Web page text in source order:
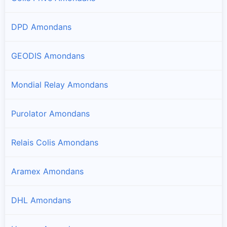
DPD Amondans
GEODIS Amondans
Mondial Relay Amondans
Purolator Amondans
Relais Colis Amondans
Aramex Amondans
DHL Amondans